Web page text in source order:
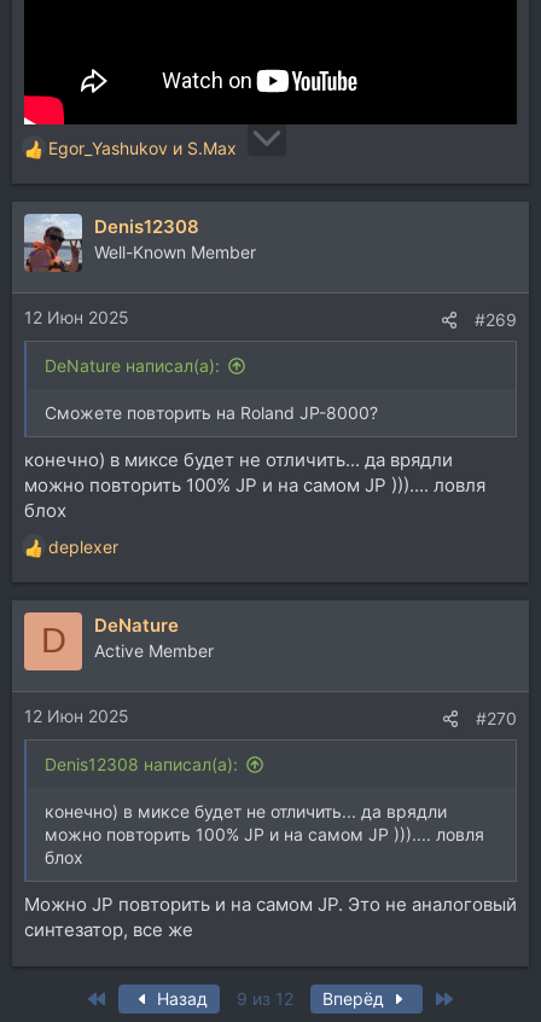
Р
е
а
к
ц
и
и
:
Egor_Yashukov и S.Max
Denis12308
Well-Known Member
12 Июн 2025 #269
DeNature написал(а):
Сможете повторить на Roland JP-8000?
конечно) в миксе будет не отличить... да врядли
можно повторить 100% JP и на самом JP ))).... ловля
блох
Р
е
а
и
и
:
deplexer
D DeNature
Active Member
12 Июн 2025 #270
Denis12308 написал(а):
конечно) в миксе будет не отличить... да врядли
можно повторить 100% JP и на самом JP ))).... ловля
блох
Можно JP повторить и на самом JP. Это не аналоговый
синтезатор, все же
First Назад 9 из 12 Вперёд